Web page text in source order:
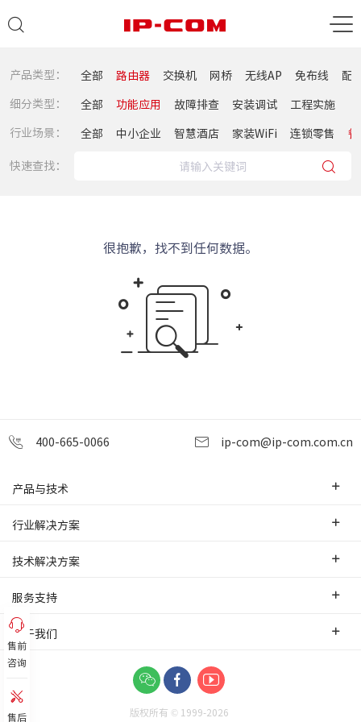
产品类型： 全部 路由器 交换机 网桥 无线AP 免布线
配
细分类型：
全部 功能应用 故障排查 安装调试
工程实施
行业场景：
全部 中小企业 智慧酒店 家装WiFi 连锁零售
快速查找：
很抱歉，找不到任何数据。
400-665-0066 ip-com@ip-com.com.cn
产品与技术
企业级路由器
网桥
网络安全
网络工具及配件
行业解决方案
中小企业
智慧酒店
智慧工厂
技术解决方案
SD-WAN互联
PoE监控传输
服务支持
办事处
售前服务
功能应用
关于我们
联系我们
版权所有 © 1999-2026
售前
咨询
售后